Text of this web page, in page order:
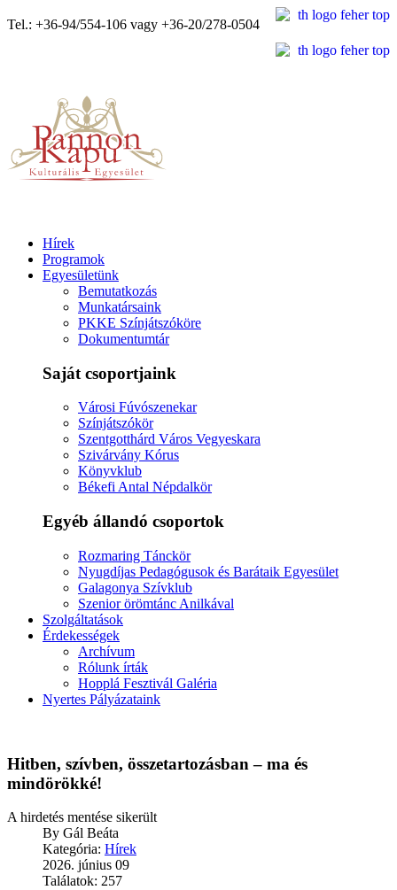
Tel.: +36-94/554-106 vagy +36-20/278-0504
Hírek
Programok
Egyesületünk
Bemutatkozás
Munkatársaink
PKKE Színjátszóköre
Dokumentumtár
Saját csoportjaink
Városi Fúvószenekar
Színjátszókör
Szentgotthárd Város Vegyeskara
Szivárvány Kórus
Könyvklub
Békefi Antal Népdalkör
Egyéb állandó csoportok
Rozmaring Tánckör
Nyugdíjas Pedagógusok és Barátaik Egyesület
Galagonya Szívklub
Szenior örömtánc Anilkával
Szolgáltatások
Érdekességek
Archívum
Rólunk írták
Hopplá Fesztivál Galéria
Nyertes Pályázataink
Hitben, szívben, összetartozásban – ma és
mindörökké!
A hirdetés mentése sikerült
By Gál Beáta
Kategória: Hírek
2026. június 09
Találatok: 257